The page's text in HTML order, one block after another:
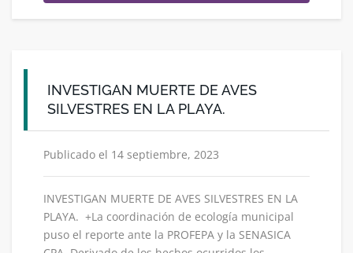
INVESTIGAN MUERTE DE AVES
SILVESTRES EN LA PLAYA.
Publicado el 14 septiembre, 2023
INVESTIGAN MUERTE DE AVES SILVESTRES EN LA
PLAYA. +La coordinación de ecología municipal
puso el reporte ante la PROFEPA y la SENASICA